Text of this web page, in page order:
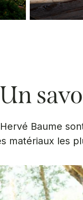
Un
Baume
matériaux les